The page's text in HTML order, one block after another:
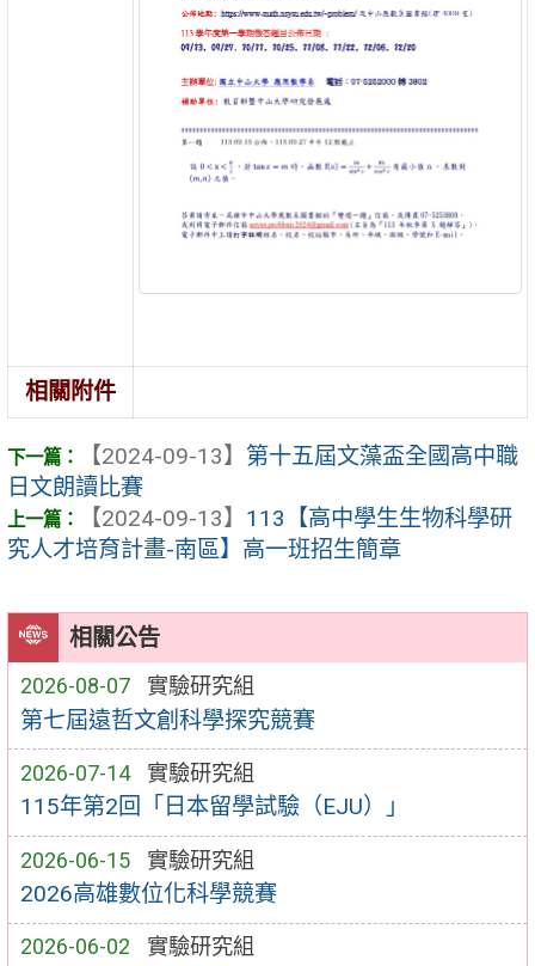
相關公告
2026-08-07 實驗研究組
第七屆遠哲文創科學探究競賽
2026-07-14 實驗研究組
115年第2回「日本留學試驗（EJU）」
2026-06-15 實驗研究組
2026高雄數位化科學競賽
2026-06-02 實驗研究組
相關附件
【2024-09-13】 第十五屆文藻盃全國高中職
日文朗讀比賽
【2024-09-13】 113【高中學生生物科學研
究人才培育計畫-南區】高一班招生簡章